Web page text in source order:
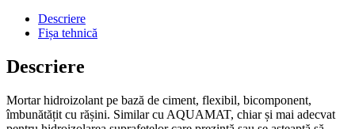
Descriere
Fișa tehnică
Descriere
Mortar hidroizolant pe bază de ciment, flexibil, bicomponent,
îmbunătățit cu rășini. Similar cu AQUAMAT, chiar și mai adecvat